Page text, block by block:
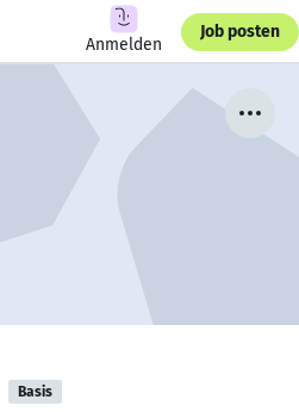
Anmelden
Job posten
Basis